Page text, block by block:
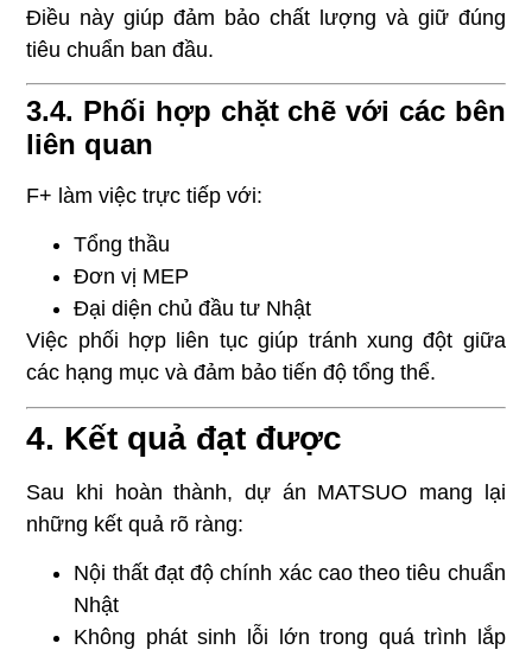
Điều này giúp đảm bảo chất lượng và giữ đúng
tiêu chuẩn ban đầu.
3.4. Phối hợp chặt chẽ với các bên
liên quan
F+ làm việc trực tiếp với:
Tổng thầu
Đơn vị MEP
Đại diện chủ đầu tư Nhật
Việc phối hợp liên tục giúp tránh xung đột giữa
các hạng mục và đảm bảo tiến độ tổng thể.
4. Kết quả đạt được
Sau khi hoàn thành, dự án MATSUO mang lại
những kết quả rõ ràng:
Nội thất đạt độ chính xác cao theo tiêu chuẩn
Nhật
Không phát sinh lỗi lớn trong quá trình lắp